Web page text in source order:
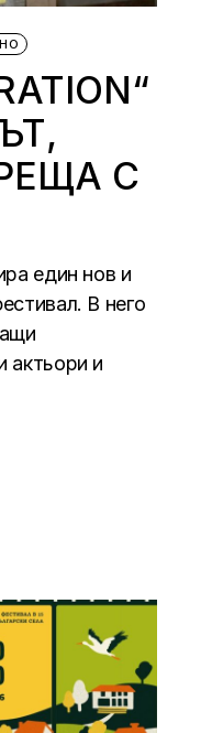
С
един нов и
В него
актьори и